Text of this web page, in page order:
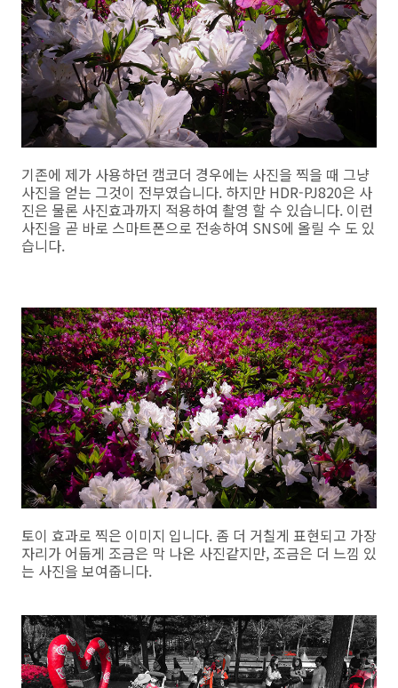
기존에 제가 사용하던 캠코더 경우에는 사진을 찍을 때 그냥
사진을 얻는 그것이 전부였습니다. 하지만 HDR-PJ820은 사
진은 물론 사진효과까지 적용하여 촬영 할 수 있습니다. 이런
사진을 곧 바로 스마트폰으로 전송하여 SNS에 올릴 수 도 있
습니다.
토이 효과로 찍은 이미지 입니다. 좀 더 거칠게 표현되고 가장
자리가 어둡게 조금은 막 나온 사진같지만, 조금은 더 느낌 있
는 사진을 보여줍니다.